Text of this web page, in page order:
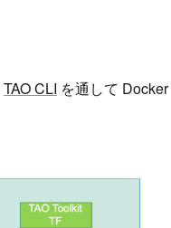
TAO CLI を通して Docker